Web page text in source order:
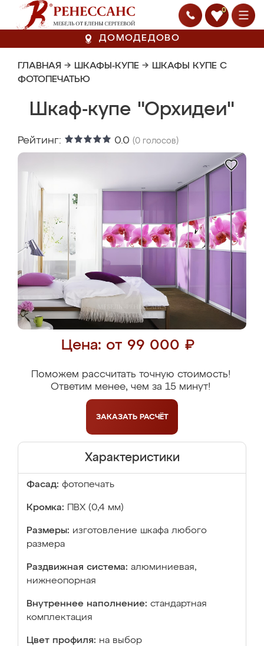
0
ДОМОДЕДОВО
ГЛАВНАЯ → ШКАФЫ-КУПЕ → ШКАФЫ КУПЕ С
ФОТОПЕЧАТЬЮ
Шкаф-купе "Орхидеи"
Рейтинг: 0.0 (0 голосов)
Цена: от 99 000 ₽
Поможем рассчитать точную стоимость!
Ответим менее, чем за 15 минут!
ЗАКАЗАТЬ РАСЧЁТ
Характеристики
Фасад: фотопечать
Кромка: ПВХ (0,4 мм)
Размеры: изготовление шкафа любого
размера
Раздвижная система: алюминиевая,
нижнеопорная
Внутреннее наполнение: стандартная
комплектация
Цвет профиля: на выбор